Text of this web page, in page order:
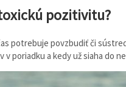
pozitivitu?
potrebuje povzbudiť či
poriadku a kedy už siaha do